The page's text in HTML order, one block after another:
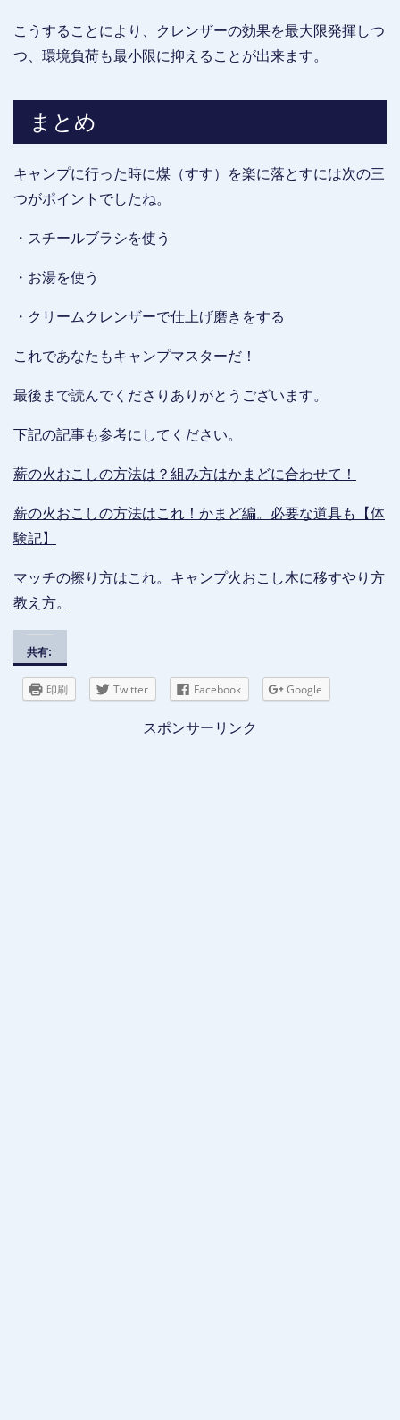
こうすることにより、クレンザーの効果を最大限発揮しつ
つ、環境負荷も最小限に抑えることが出来ます。
まとめ
キャンプに行った時に煤（すす）を楽に落とすには次の三
つがポイントでしたね。
・スチールブラシを使う
・お湯を使う
・クリームクレンザーで仕上げ磨きをする
これであなたもキャンプマスターだ！
最後まで読んでくださりありがとうございます。
下記の記事も参考にしてください。
薪の火おこしの方法は？組み方はかまどに合わせて！
薪の火おこしの方法はこれ！かまど編。必要な道具も【体
験記】
マッチの擦り方はこれ。キャンプ火おこし木に移すやり方
教え方。
共有:
印刷 Twitter Facebook Google
スポンサーリンク